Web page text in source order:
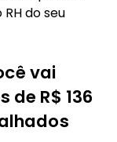
do seu
vai
R$ 136